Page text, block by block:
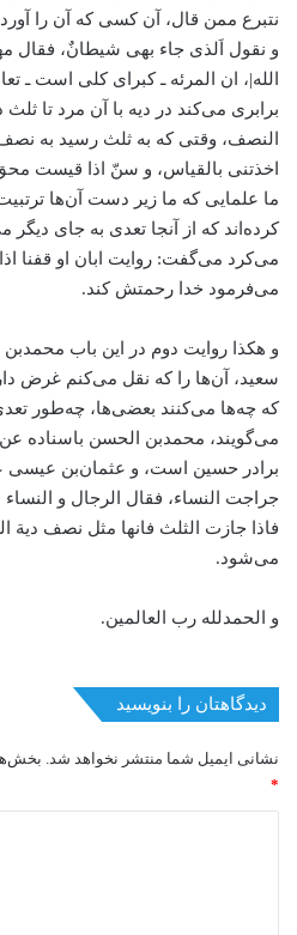
نتبرع ممن قال، آن کسی که آن را
و نقول اَلذی جاء بهی شیطانٌ، فقال
الله|، ان المرئه ـ کبرای کلی است ـ
برابری می‌کند در دیه با آن مرد تا ثلث
النصف، وقتی که به ثلث رسید به نصف
اخذتنی بالقیاس، و سنّ اذا قیست
ما علمایی که ما زیر دست آن‌ها
کرده‌اند که از آنجا تعدی به جای
می‌کرد می‌گفت: روایت ابان او قفنا
می‌فرمود خدا رحمتش کند.
و هکذا روایت دوم در این باب
سعید، آن‌ها را که نقل می‌کنم غرض
که چه‌ها می‌کنند بعضی‌ها، چه‌طور
می‌گویند، محمد‌بن الحسن باسناده
برادر حسین است، و عثمان‌بن عیسی
جراجت النساء، فقال الرجال و
فاذا جازت الثلث فانها مثل نصف دیة
می‌شود.
و الحمدلله رب العالمین.
دیدگاهتان را بنویسید
نشانی ایمیل شما منتشر نخواهد شد.
*